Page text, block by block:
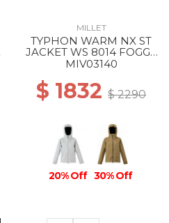
MILLET
TYPHON WARM NX ST
JACKET WS 8014 FOGGY
DEW
MIV03140
$ 1832 $ 2290
20% Off 30% Off